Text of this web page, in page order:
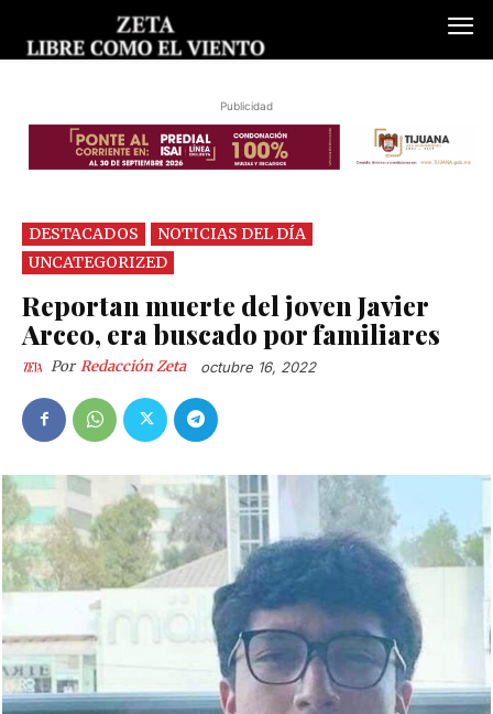
Publicidad
DESTACADOS
NOTICIAS DEL DÍA
UNCATEGORIZED
Reportan muerte del joven Javier
Arceo, era buscado por familiares
Por Redacción Zeta octubre 16, 2022